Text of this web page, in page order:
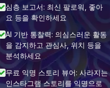
심층 보고서: 최신 팔로워, 좋아
요 등을 확인하세요
AI 기반 통찰력: 의심스러운 활동
을 감지하고 관심사, 위치 등을
분석하세요
무료 익명 스토리 뷰어: 사라지는
인스타그램 스토리를 익명으로